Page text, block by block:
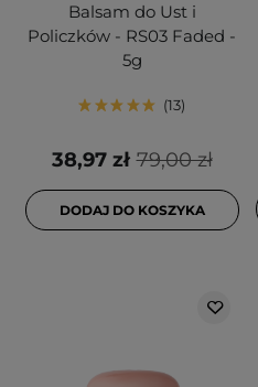
Balsam do Ust i
Policzków - RS03 Faded -
5g
13
79,00 zł
38,97 zł
DODAJ DO KOSZYKA